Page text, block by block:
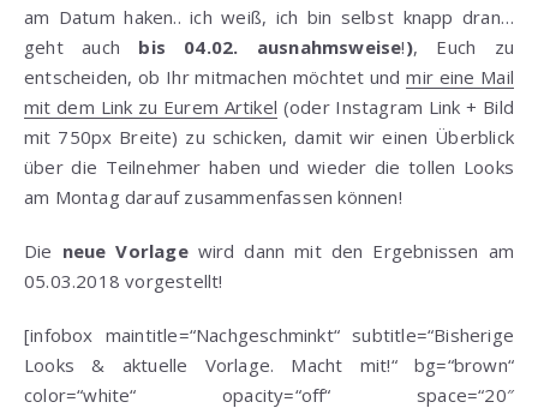
am Datum haken.. ich weiß, ich bin selbst knapp dran…
geht auch bis 04.02. ausnahmsweise!), Euch zu
entscheiden, ob Ihr mitmachen möchtet undmir eine Mail
mit dem Link zu Eurem Artikel (oder Instagram Link + Bild
mit 750px Breite) zu schicken, damit wir einen Überblick
über die Teilnehmer haben und wieder die tollen Looks
am Montag darauf zusammenfassen können!
Die neue Vorlagewird dann mit den Ergebnissen am
05.03.2018 vorgestellt!
[infobox maintitle=“Nachgeschminkt“ subtitle=“Bisherige
Looks & aktuelle Vorlage. Macht mit!“ bg=“brown“
color=“white“ opacity=“off“ space=“20″